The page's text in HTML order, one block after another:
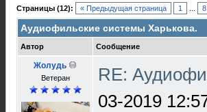
Страницы (12): « Предыдущая страница 1 8
Аудиофильские системы Харькова.
Автор Сообщение
Жолудь
Ветеран
RE:
03-2019